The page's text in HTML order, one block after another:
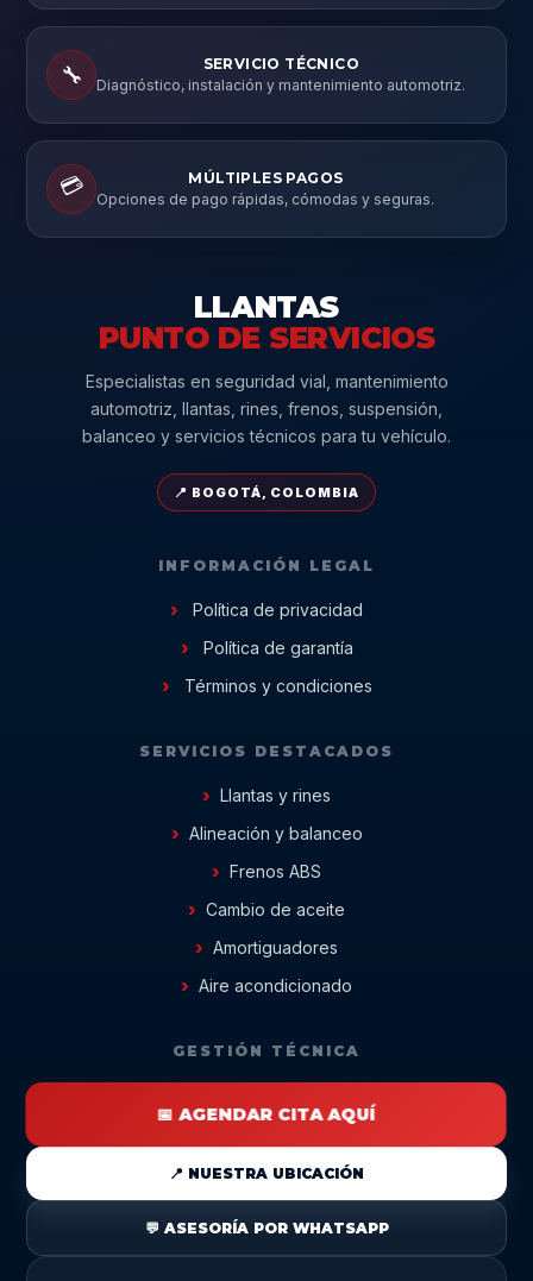
🔧
SERVICIO TÉCNICO
Diagnóstico, instalación y mantenimiento automotriz.
💳
MÚLTIPLES PAGOS
Opciones de pago rápidas, cómodas y seguras.
LLANTAS
PUNTO DE SERVICIOS
Especialistas en seguridad vial, mantenimiento
automotriz, llantas, rines, frenos, suspensión,
balanceo y servicios técnicos para tu vehículo.
📍 BOGOTÁ, COLOMBIA
INFORMACIÓN LEGAL
Política de privacidad
Política de garantía
Términos y condiciones
SERVICIOS DESTACADOS
Llantas y rines
Alineación y balanceo
Frenos ABS
Cambio de aceite
Amortiguadores
Aire acondicionado
GESTIÓN TÉCNICA
📅 AGENDAR CITA AQUÍ
📍 NUESTRA UBICACIÓN
💬 ASESORÍA POR WHATSAPP